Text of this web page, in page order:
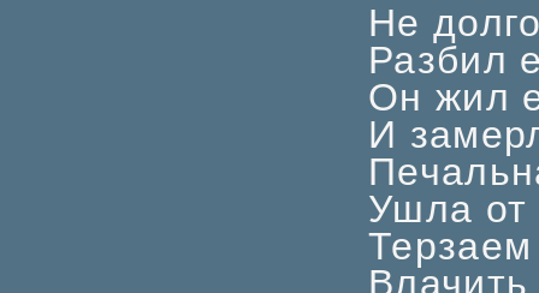
Не
Разбил
Он жил
И
Ушла от